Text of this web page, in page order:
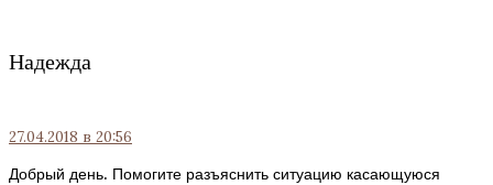
Надежда
27.04.2018 в 20:56
Добрый день. Помогите разъяснить ситуацию касающуюся